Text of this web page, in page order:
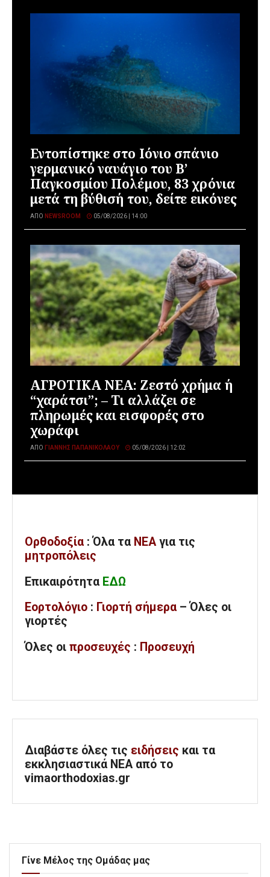
Εντοπίστηκε στο Ιόνιο σπάνιο
γερμανικό ναυάγιο του Β’
Παγκοσμίου Πολέμου, 83 χρόνια
μετά τη βύθισή του, δείτε εικόνες
ΑΠΌ NEWSROOM 05/08/2026 | 14:00
ΑΓΡΟΤΙΚΑ ΝΕΑ: Ζεστό χρήμα ή
“χαράτσι”; – Τι αλλάζει σε
πληρωμές και εισφορές στο
χωράφι
ΑΠΌ ΓΙΆΝΝΗΣ ΠΑΠΑΝΙΚΟΛΆΟΥ 05/08/2026 | 12:02
Ορθοδοξία : Όλα τα ΝΕΑ για τις
μητροπόλεις
Επικαιρότητα ΕΔΩ
Εορτολόγιο : Γιορτή σήμερα – Όλες οι
γιορτές
Όλες οι προσευχές : Προσευχή
Διαβάστε όλες τις ειδήσεις και τα
εκκλησιαστικά ΝΕΑ από το
vimaorthodoxias.gr
Γίνε Μέλος της Ομάδας μας